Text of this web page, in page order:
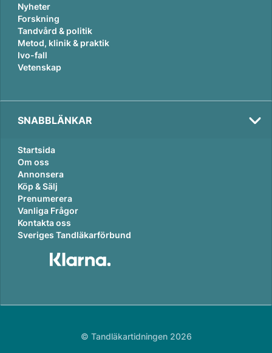
Nyheter
Forskning
Tandvård & politik
Metod, klinik & praktik
Ivo-fall
Vetenskap
SNABBLÄNKAR
Startsida
Om oss
Annonsera
Köp & Sälj
Prenumerera
Vanliga Frågor
Kontakta oss
Sveriges Tandläkarförbund
© Tandläkartidningen 2026